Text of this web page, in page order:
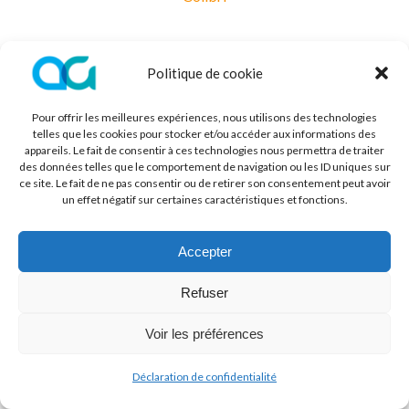
Politique de cookie
Pour offrir les meilleures expériences, nous utilisons des technologies
telles que les cookies pour stocker et/ou accéder aux informations des
appareils. Le fait de consentir à ces technologies nous permettra de traiter
des données telles que le comportement de navigation ou les ID uniques sur
ce site. Le fait de ne pas consentir ou de retirer son consentement peut avoir
un effet négatif sur certaines caractéristiques et fonctions.
Accepter
Refuser
Voir les préférences
Déclaration de confidentialité